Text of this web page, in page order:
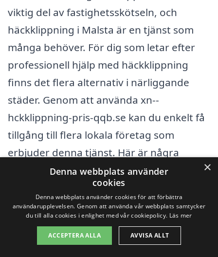
viktig del av fastighetsskötseln, och
häckklippning i Malsta är en tjänst som
många behöver. För dig som letar efter
professionell hjälp med häckklippning
finns det flera alternativ i närliggande
städer. Genom att använda xn--
hckklippning-pris-qqb.se kan du enkelt få
tillgång till flera lokala företag som
erbjuder denna tjänst. Här är några
städer i närheten där du kan hitta hjälp:
Norrtälje
Rimbo
Älmsta
×
Denna webbplats använder
cookies
Denna webbplats använder cookies för att förbättra
användarupplevelsen. Genom att använda vår webbplats samtycker
du till alla cookies i enlighet med vår cookiepolicy. Läs mer
ACCEPTERA ALLA AVVISA ALLT